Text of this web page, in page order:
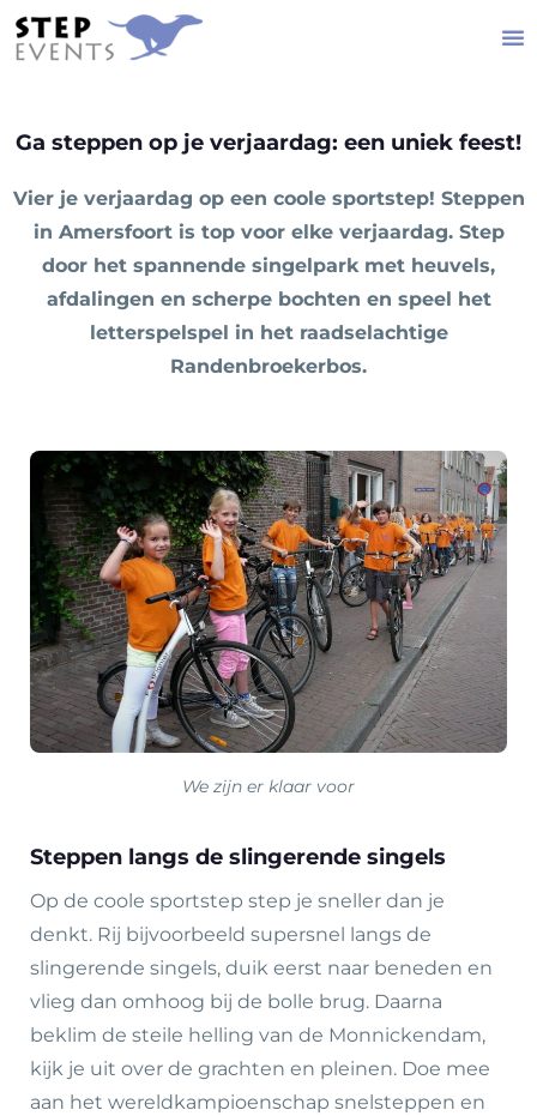
Ga steppen op je verjaardag: een uniek feest!
Vier je verjaardag op een coole sportstep! Steppen
in Amersfoort is top voor elke verjaardag. Step
door het spannende singelpark met heuvels,
afdalingen en scherpe bochten en speel het
letterspelspel in het raadselachtige
Randenbroekerbos.
We zijn er klaar voor
Steppen langs de slingerende singels
Op de coole sportstep step je sneller dan je
denkt. Rij bijvoorbeeld supersnel langs de
slingerende singels, duik eerst naar beneden en
vlieg dan omhoog bij de bolle brug. Daarna
beklim de steile helling van de Monnickendam,
kijk je uit over de grachten en pleinen. Doe mee
aan het wereldkampioenschap snelsteppen en